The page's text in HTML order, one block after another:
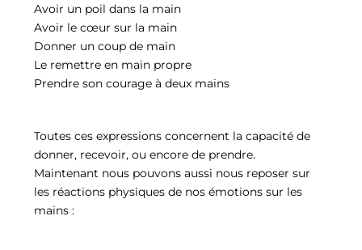
Avoir un poil dans la main
Avoir le cœur sur la main
Donner un coup de main
Le remettre en main propre
Prendre son courage à deux mains
Toutes ces expressions concernent la capacité de
donner, recevoir, ou encore de prendre.
Maintenant nous pouvons aussi nous reposer sur
les réactions physiques de nos émotions sur les
mains :